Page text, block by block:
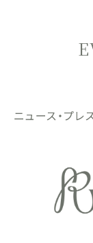
ニュース・プレ